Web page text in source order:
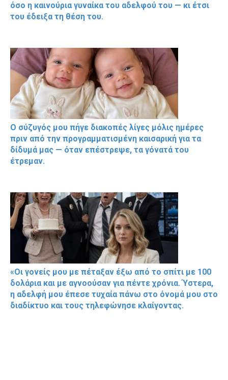
όσο η καινούρια γυναίκα του αδελφού του — κι έτσι
του έδειξα τη θέση του.
Ο σύζυγός μου πήγε διακοπές λίγες μόλις ημέρες
πριν από την προγραμματισμένη καισαρική για τα
δίδυμά μας — όταν επέστρεψε, τα γόνατά του
έτρεμαν.
«Οι γονείς μου με πέταξαν έξω από το σπίτι με 100
δολάρια και με αγνοούσαν για πέντε χρόνια. Ύστερα,
η αδελφή μου έπεσε τυχαία πάνω στο όνομά μου στο
διαδίκτυο και τους τηλεφώνησε κλαίγοντας.